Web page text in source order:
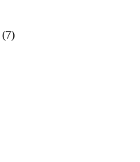
(7)